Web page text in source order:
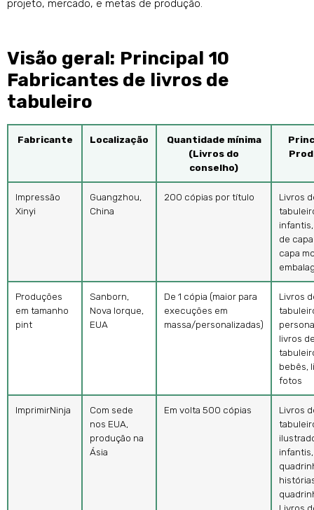
projeto, mercado, e metas de produção.
Visão geral: Principal 10
Fabricantes de livros de
tabuleiro
Fabricante Localização
Quantidade mínima
(Livros do
conselho)
Impressão
Xinyi
Guangzhou,
China
200 cópias por título
Livros
de
capa
Produções
em tamanho
pint
Sanborn,
Nova Iorque,
EUA
De 1 cópia (maior para
execuções em
massa/personalizadas)
Livros
livros
bebês,
fotos
ImprimirNinja
Com sede
nos EUA,
produção na
Ásia
Em volta 500 cópias
Livros
infantis,